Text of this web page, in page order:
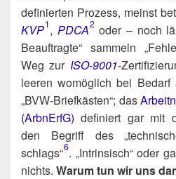
defi­nier­ten Pro­zess, meinst
KVP1, PDCA2 oder – noch
Beauf­trag­te“ sam­meln
Weg zur ISO-9001-
lee­ren womög­lich bei Bedarf
„BVW-Brief­käs­ten“; das
(Arb­nErfG) defi­niert gar mit
den Begriff des
schlags“​6. „Intrin­sisch“ oder
nichts. War­um tun wir uns